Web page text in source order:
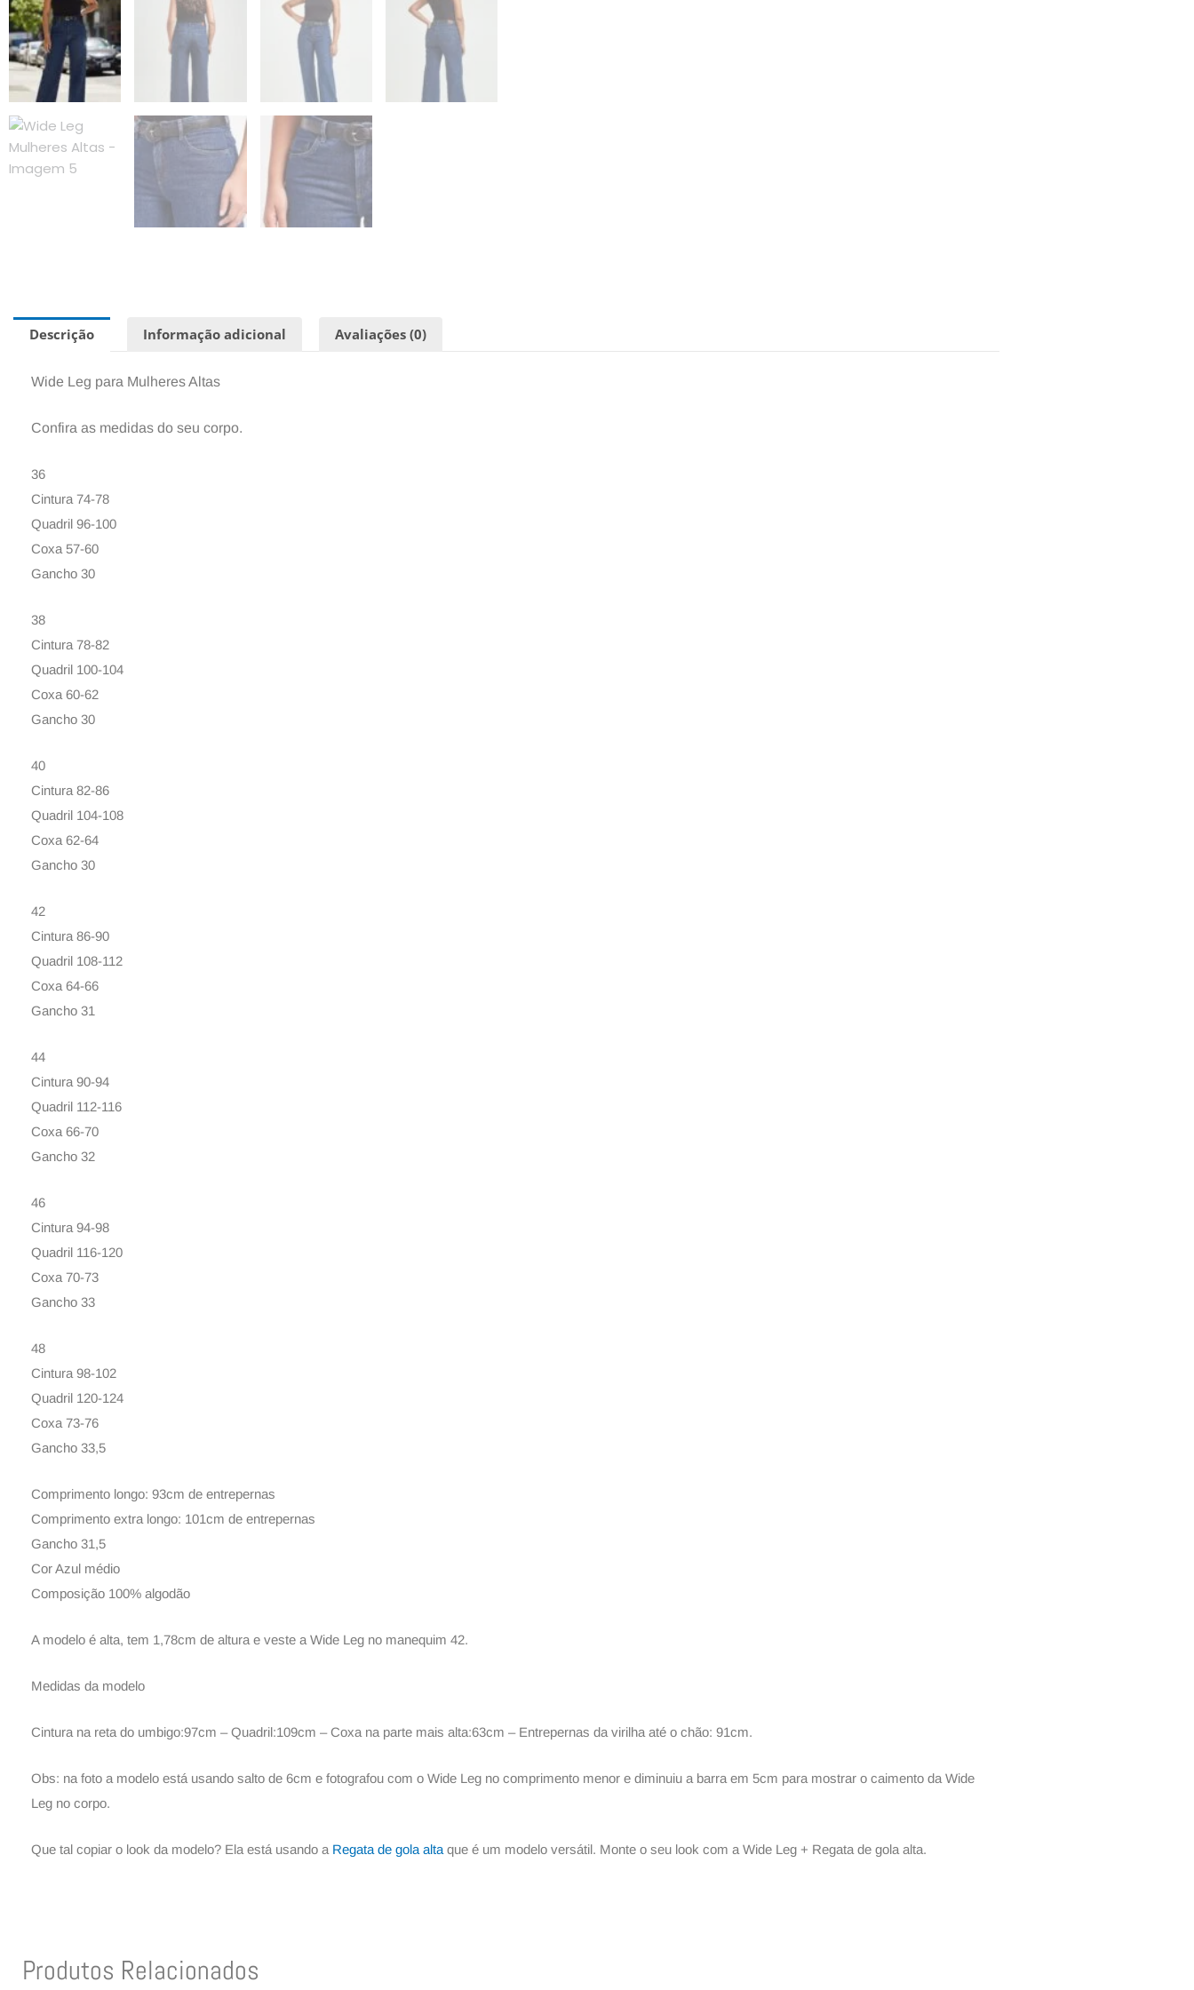
Descrição Informação adicional Avaliações (0)
Wide Leg para Mulheres Altas
Confira as medidas do seu corpo.
36
Cintura 74-78
Quadril 96-100
Coxa 57-60
Gancho 30
38
Cintura 78-82
Quadril 100-104
Coxa 60-62
Gancho 30
40
Cintura 82-86
Quadril 104-108
Coxa 62-64
Gancho 30
42
Cintura 86-90
Quadril 108-112
Coxa 64-66
Gancho 31
44
Cintura 90-94
Quadril 112-116
Coxa 66-70
Gancho 32
46
Cintura 94-98
Quadril 116-120
Coxa 70-73
Gancho 33
48
Cintura 98-102
Quadril 120-124
Coxa 73-76
Gancho 33,5
Comprimento longo: 93cm de entrepernas
Comprimento extra longo: 101cm de entrepernas
Gancho 31,5
Cor Azul médio
Composição 100% algodão
A modelo é alta, tem 1,78cm de altura e veste a Wide Leg no manequim 42.
Medidas da modelo
Cintura na reta do umbigo:97cm – Quadril:109cm – Coxa na parte mais alta:63cm – Entrepernas da virilha até o chão: 91cm.
Obs: na foto a modelo está usando salto de 6cm e fotografou com o Wide Leg no comprimento menor e diminuiu a barra em 5cm para mostrar o caimento da Wide
Leg no corpo.
Que tal copiar o look da modelo? Ela está usando a Regata de gola alta que é um modelo versátil. Monte o seu look com a Wide Leg + Regata de gola alta.
Produtos Relacionados